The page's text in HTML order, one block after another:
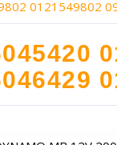
0121549802